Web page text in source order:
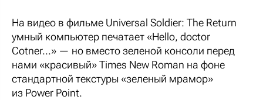
На видео в фильме Universal Soldier: The Return
умный компьютер печатает «Hello, doctor
Cotner...» — но вместо зеленой консоли перед
нами «красивый» Times New Roman на фоне
стандартной текстуры «зеленый мрамор»
из Power Point.